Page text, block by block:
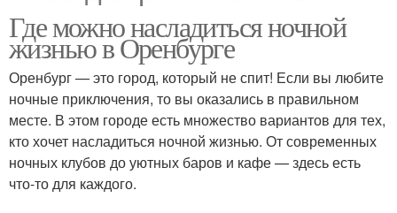
Где можно насладиться ночной
жизнью в Оренбурге
Оренбург — это город, который не спит! Если вы любите
ночные приключения, то вы оказались в правильном
месте. В этом городе есть множество вариантов для тех,
кто хочет насладиться ночной жизнью. От современных
ночных клубов до уютных баров и кафе — здесь есть
что-то для каждого.